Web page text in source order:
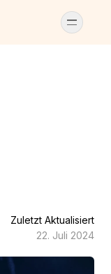
Zuletzt Aktualisiert
22. Juli 2024